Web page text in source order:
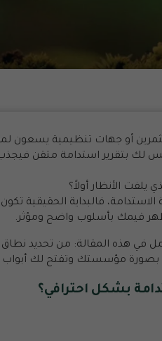
أو جهات تنظيمية يسعون
لك بتقرير استدامة متقن
الأنظار أولاً؟
فالبداية الحقيقية تكون
قيمك بأسلوب واضح ومؤثر.
هذه المقالة: من تحديد نطاق
بصورة مؤسستك وتفتح لك
بشكل احترافي؟